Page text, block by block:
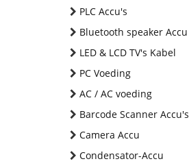
PLC Accu's
Bluetooth speaker Accu
LED & LCD TV's Kabel
PC Voeding
AC / AC voeding
Barcode Scanner Accu's
Camera Accu
Condensator-Accu